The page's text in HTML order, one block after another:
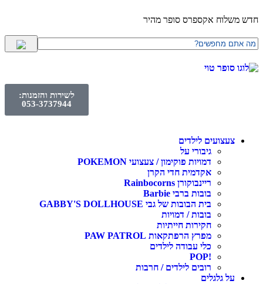
חדש משלוח אקספרס סופר מהיר
לשירות והזמנות:
053-3737944
צעצועים לילדים
גיבורי על
דמויות פוקימון / צעצועי POKEMON
אקדמית חדי הקרן
ריינבוקורן Rainbocorns
בובות ברבי Barbie
בית הבובות של גבי GABBY'S DOLLHOUSE
בובות / דמויות
חקירות חייתיות
מפרץ הרפתקאות PAW PATROL
כלי עבודה לילדים
!POP
רובים לילדים / חרבות
על גלגלים